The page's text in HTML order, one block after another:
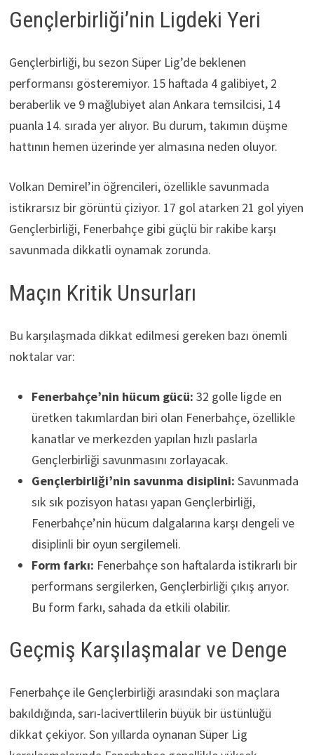
Gençlerbirliği’nin Ligdeki Yeri
Gençlerbirliği, bu sezon Süper Lig’de beklenen
performansı gösteremiyor. 15 haftada 4 galibiyet, 2
beraberlik ve 9 mağlubiyet alan Ankara temsilcisi, 14
puanla 14. sırada yer alıyor. Bu durum, takımın düşme
hattının hemen üzerinde yer almasına neden oluyor.
Volkan Demirel’in öğrencileri, özellikle savunmada
istikrarsız bir görüntü çiziyor. 17 gol atarken 21 gol yiyen
Gençlerbirliği, Fenerbahçe gibi güçlü bir rakibe karşı
savunmada dikkatli oynamak zorunda.
Maçın Kritik Unsurları
Bu karşılaşmada dikkat edilmesi gereken bazı önemli
noktalar var:
Fenerbahçe’nin hücum gücü: 32 golle ligde en
üretken takımlardan biri olan Fenerbahçe, özellikle
kanatlar ve merkezden yapılan hızlı paslarla
Gençlerbirliği savunmasını zorlayacak.
Gençlerbirliği’nin savunma disiplini: Savunmada
sık sık pozisyon hatası yapan Gençlerbirliği,
Fenerbahçe’nin hücum dalgalarına karşı dengeli ve
disiplinli bir oyun sergilemeli.
Form farkı: Fenerbahçe son haftalarda istikrarlı bir
performans sergilerken, Gençlerbirliği çıkış arıyor.
Bu form farkı, sahada da etkili olabilir.
Geçmiş Karşılaşmalar ve Denge
Fenerbahçe ile Gençlerbirliği arasındaki son maçlara
bakıldığında, sarı-lacivertlilerin büyük bir üstünlüğü
dikkat çekiyor. Son yıllarda oynanan Süper Lig